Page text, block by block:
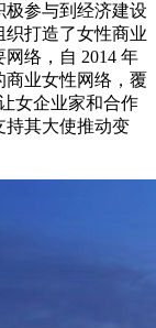
极参与到经济建设
打造了女性商业
络，自 2014 年
业女性网络，覆
女企业家和合作
持其大使推动变